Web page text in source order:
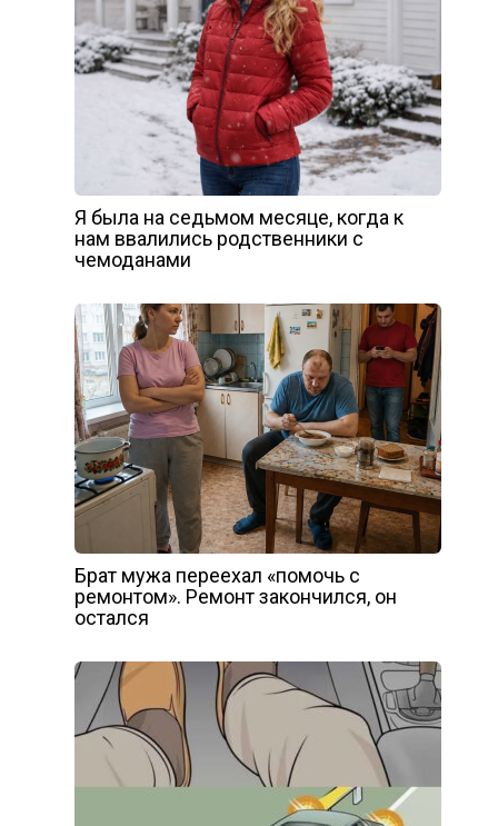
Я была на седьмом месяце, когда к
нам ввалились родственники с
чемоданами
Брат мужа переехал «помочь с
ремонтом». Ремонт закончился, он
остался